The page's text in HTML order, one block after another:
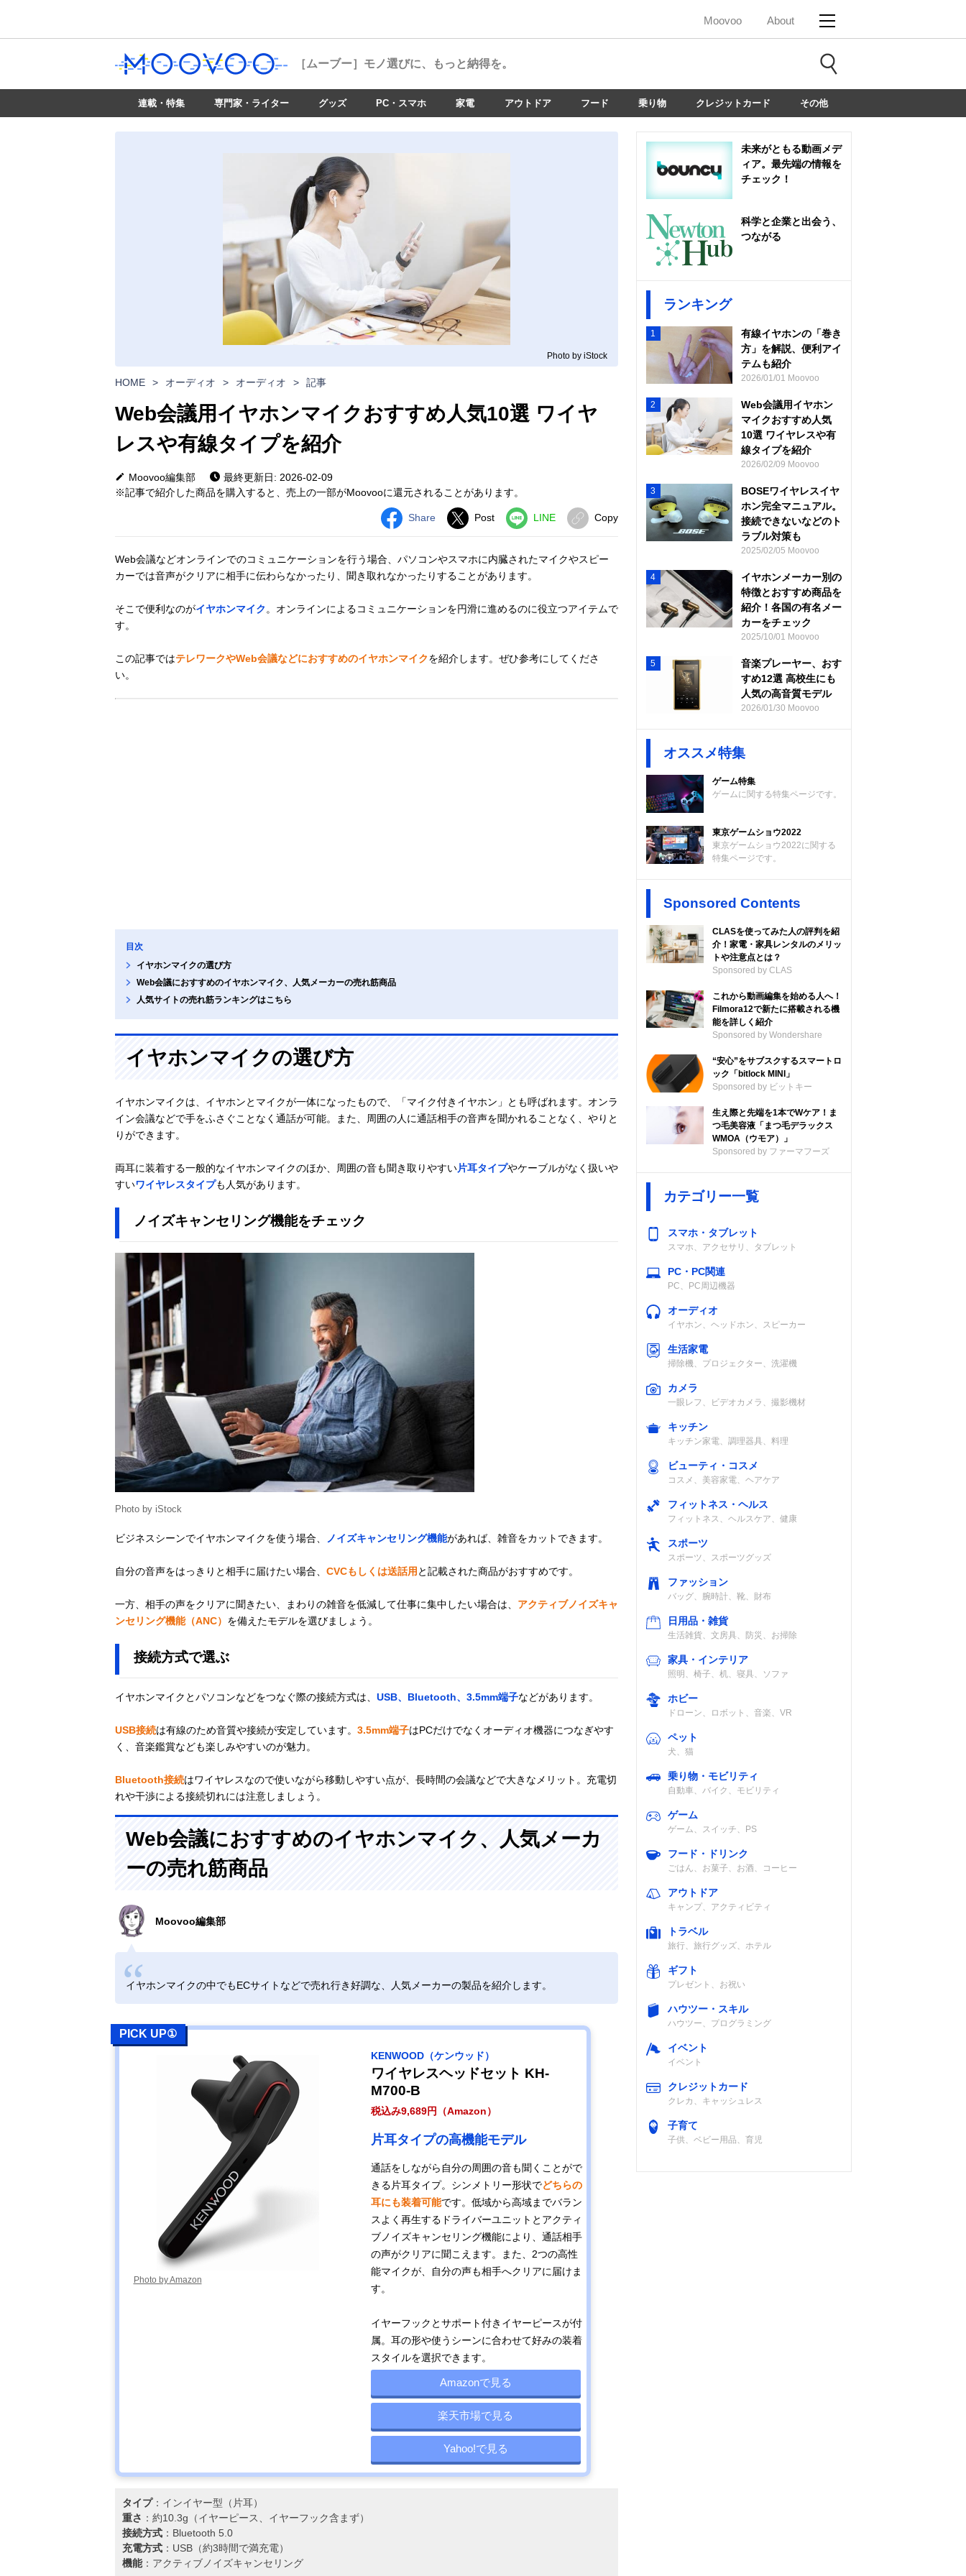
Moovoo About
［ムーブー］ モノ選びに、もっと納得を。
連載・特集 専門家・ライター グッズ PC・スマホ 家電 アウトドア フード 乗り物 クレジットカード その他
Photo by iStock
HOME > オーディオ > オーディオ > 記事
Web会議用イヤホンマイクおすすめ人気10選 ワイヤ
レスや有線タイプを紹介
Moovoo編集部
最終更新日: 2026-02-09
※記事で紹介した商品を購入すると、売上の一部がMoovooに還元されることがあります。
Share Post LINE Copy
Web会議などオンラインでのコミュニケーションを行う場合、パソコンやスマホに内臓されたマイクやスピー
カーでは音声がクリアに相手に伝わらなかったり、聞き取れなかったりすることがあります。
そこで便利なのがイヤホンマイク 。オンラインによるコミュニケーションを円滑に進めるのに役立つアイテムで
す。
この記事ではテレワークやWeb会議などにおすすめのイヤホンマイクを紹介します。ぜひ参考にしてくださ
い。
目次
イヤホンマイクの選び方
Web会議におすすめのイヤホンマイク、人気メーカーの売れ筋商品
人気サイトの売れ筋ランキングはこちら
イヤホンマイクの選び方
イヤホンマイクは、イヤホンとマイクが一体になったもので、「マイク付きイヤホン」とも呼ばれます。オンラ
イン会議などで手をふさぐことなく通話が可能。また、周囲の人に通話相手の音声を聞かれることなく、やりと
りができます。
両耳に装着する一般的なイヤホンマイクのほか、周囲の音も聞き取りやすい片耳タイプやケーブルがなく扱いや
すいワイヤレスタイプも人気があります。
ノイズキャンセリング機能をチェック
Photo by iStock
ビジネスシーンでイヤホンマイクを使う場合、 ノイズキャンセリング機能があれば、雑音をカットできます。
自分の音声をはっきりと相手に届けたい場合、 CVCもしくは送話用 と記載された商品がおすすめです。
一方、相手の声をクリアに聞きたい、まわりの雑音を低減して仕事に集中したい場合は、 アクティブノイズキャ
ンセリング機能（ANC） を備えたモデルを選びましょう。
接続方式で選ぶ
イヤホンマイクとパソコンなどをつなぐ際の接続方式は、 USB、Bluetooth、3.5mm端子などがあります。
USB接続は有線のため音質や接続が安定しています。 3.5mm端子はPCだけでなくオーディオ機器につなぎやす
く、音楽鑑賞なども楽しみやすいのが魅力。
Bluetooth接続はワイヤレスなので使いながら移動しやすい点が、長時間の会議などで大きなメリット。充電切
れや干渉による接続切れには注意しましょう。
Web会議におすすめのイヤホンマイク、人気メーカ
ーの売れ筋商品
Moovoo編集部
イヤホンマイクの中でもECサイトなどで売れ行き好調な、人気メーカーの製品を紹介します。
PICK UP①
Photo by Amazon
KENWOOD（ケンウッド）
ワイヤレスヘッドセット KH-
M700-B
税込み9,689円（Amazon）
片耳タイプの高機能モデル
通話をしながら自分の周囲の音も聞くことがで
きる片耳タイプ。シンメトリー形状でどちらの
耳にも装着可能です。低域から高域までバラン
スよく再生するドライバーユニットとアクティ
ブノイズキャンセリング機能により、通話相手
の声がクリアに聞こえます。また、2つの高性
能マイクが、自分の声も相手へクリアに届けま
す。
イヤーフックとサポート付きイヤーピースが付
属。耳の形や使うシーンに合わせて好みの装着
スタイルを選択できます。
Amazonで見る
楽天市場で見る
Yahoo!で見る
タイプ：インイヤー型（片耳）
重さ ：約10.3g（イヤーピース、イヤーフック含まず）
接続方式：Bluetooth 5.0
充電方式：USB（約3時間で満充電）
機能：アクティブノイズキャンセリング
未来がともる動画メデ
ィア。最先端の情報を
チェック！
科学と企業と出会う、
つながる
ランキング
1
有線イヤホンの「巻き
方」を解説、便利アイ
テムも紹介
2026/01/01 Moovoo
2
Web会議用イヤホン
マイクおすすめ人気
10選 ワイヤレスや有
線タイプを紹介
2026/02/09 Moovoo
3
BOSEワイヤレスイヤ
ホン完全マニュアル。
接続できないなどのト
ラブル対策も
2025/02/05 Moovoo
4
イヤホンメーカー別の
特徴とおすすめ商品を
紹介！各国の有名メー
カーをチェック
2025/10/01 Moovoo
5
音楽プレーヤー、おす
すめ12選 高校生にも
人気の高音質モデル
2026/01/30 Moovoo
オススメ特集
ゲーム特集
ゲームに関する特集ページです。
東京ゲームショウ2022
東京ゲームショウ2022に関する
特集ページです。
Sponsored Contents
CLASを使ってみた人の評判を紹
介！家電・家具レンタルのメリッ
トや注意点とは？
Sponsored by CLAS
これから動画編集を始める人へ！
Filmora12で新たに搭載される機
能を詳しく紹介
Sponsored by Wondershare
“安心”をサブスクするスマートロ
ック「bitlock MINI」
Sponsored by ビットキー
生え際と先端を1本でWケア！ま
つ毛美容液「まつ毛デラックス
WMOA（ウモア）」
Sponsored by ファーマフーズ
カテゴリー一覧
スマホ・タブレット
スマホ、アクセサリ、タブレット
PC・PC関連
PC、PC周辺機器
オーディオ
イヤホン、ヘッドホン、スピーカー
生活家電
掃除機、プロジェクター、洗濯機
カメラ
一眼レフ、ビデオカメラ、撮影機材
キッチン
キッチン家電、調理器具、料理
ビューティ・コスメ
コスメ、美容家電、ヘアケア
フィットネス・ヘルス
フィットネス、ヘルスケア、健康
スポーツ
スポーツ、スポーツグッズ
ファッション
バッグ、腕時計、靴、財布
日用品・雑貨
生活雑貨、文房具、防災、お掃除
家具・インテリア
照明、椅子、机、寝具、ソファ
ホビー
ドローン、ロボット、音楽、VR
ペット
犬、猫
乗り物・モビリティ
自動車、バイク、モビリティ
ゲーム
ゲーム、スイッチ、PS
フード・ドリンク
ごはん、お菓子、お酒、コーヒー
アウトドア
キャンプ、アクティビティ
トラベル
旅行、旅行グッズ、ホテル
ギフト
プレゼント、お祝い
ハウツー・スキル
ハウツー、プログラミング
イベント
イベント
クレジットカード
クレカ、キャッシュレス
子育て
子供、ベビー用品、育児